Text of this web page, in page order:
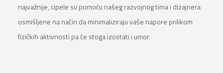
najvažnije, cipele su pomoću našeg razvojnog tima i dizajnera
osmišljene na način da minimaliziraju vaše napore prilikom
fizičkih aktivnosti pa će stoga izostati i umor.